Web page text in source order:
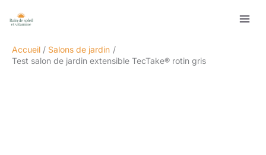
Accueil
Salons de jardin
Test salon de jardin extensible TecTake® rotin gris